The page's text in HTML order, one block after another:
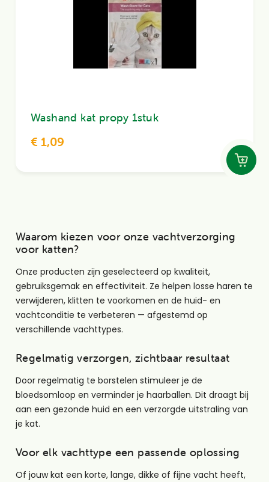
Washand kat propy 1stuk
€ 1,09
Waarom kiezen voor onze vachtverzorging
voor katten?
Onze producten zijn geselecteerd op kwaliteit,
gebruiksgemak en effectiviteit. Ze helpen losse haren te
verwijderen, klitten te voorkomen en de huid- en
vachtconditie te verbeteren — afgestemd op
verschillende vachttypes.
Regelmatig verzorgen, zichtbaar resultaat
Door regelmatig te borstelen stimuleer je de
bloedsomloop en verminder je haarballen. Dit draagt bij
aan een gezonde huid en een verzorgde uitstraling van
je kat.
Voor elk vachttype een passende oplossing
Of jouw kat een korte, lange, dikke of fijne vacht heeft,